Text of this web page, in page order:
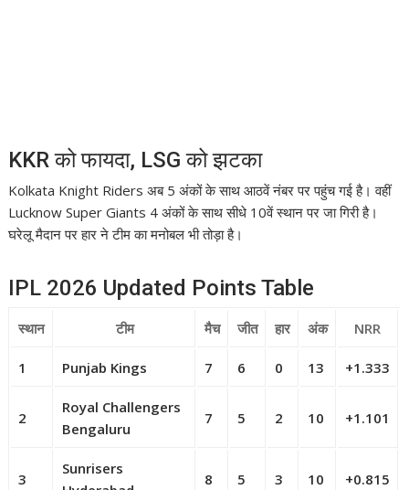
KKR को फायदा, LSG को झटका
Kolkata Knight Riders अब 5 अंकों के साथ आठवें नंबर पर पहुंच गई है। वहीं
Lucknow Super Giants 4 अंकों के साथ सीधे 10वें स्थान पर जा गिरी है।
घरेलू मैदान पर हार ने टीम का मनोबल भी तोड़ा है।
IPL 2026 Updated Points Table
स्थान टीम मैच जीत हार अंक NRR
1 Punjab Kings 7 6 0 13 +1.333
2
Royal Challengers
Bengaluru
7 5 2 10 +1.101
3
Sunrisers
8 5 3 10 +0.815